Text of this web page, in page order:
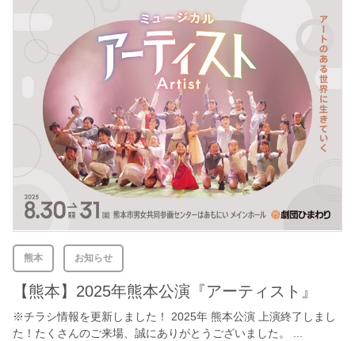
熊本 お知らせ
【熊本】2025年熊本公演『アーティスト』
※チラシ情報を更新しました！ 2025年 熊本公演 上演終了しまし
た！たくさんのご来場、誠にありがとうございました。 ...